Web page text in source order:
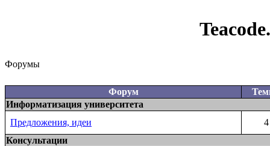
Форумы
Форум
Информатизация университета
Предложения, идеи
4
Консультации